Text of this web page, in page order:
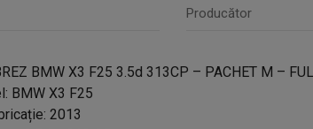
Producător
BMW X3 F25 3.5d 313CP – PACHET M –
BMW X3 F25
2013